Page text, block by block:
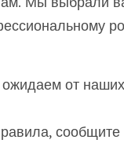
ожидаем от наших
сообщите